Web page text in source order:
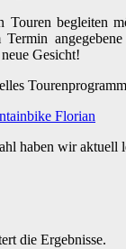
Touren begleiten
Gesicht!
Florian
haben wir aktuell
die Ergebnisse.